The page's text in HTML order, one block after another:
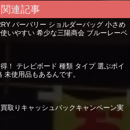
関連記事
バーバリー ショルダーバッグ 小さめ
いやすい 希少な三陽商会 ブルーレーベ
！ テレビボード 種類 タイプ 選ぶポイ
未使用品もあるんです。
取りキャッシュバックキャンペーン実